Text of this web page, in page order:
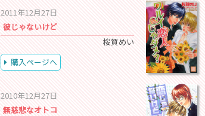
2011年12月27日
彼じゃないけど
桜賀めい
購入ページへ
2010年12月27日
無慈悲なオトコ